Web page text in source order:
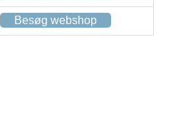
Besøg webshop